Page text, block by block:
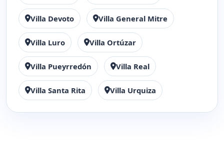
Villa Devoto Villa General Mitre
Villa Luro Villa Ortúzar
Villa Pueyrredón Villa Real
Villa Santa Rita Villa Urquiza